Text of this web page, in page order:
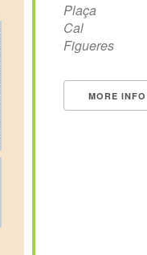
Plaça
Cal
Figueres
MORE INFO